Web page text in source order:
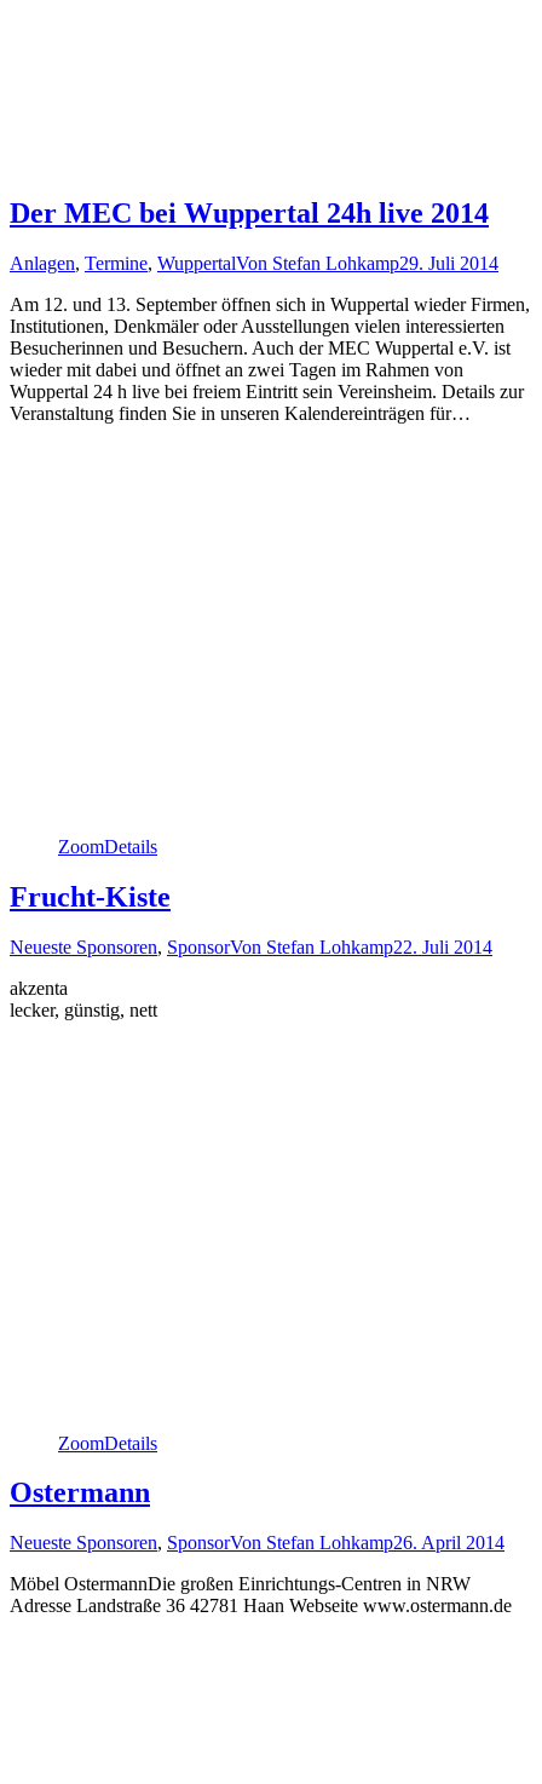
Der MEC bei Wuppertal 24h live 2014
Anlagen, Termine, WuppertalVon Stefan Lohkamp29. Juli 2014
Am 12. und 13. September öffnen sich in Wuppertal wieder Firmen,
Institutionen, Denkmäler oder Ausstellungen vielen interessierten
Besucherinnen und Besuchern. Auch der MEC Wuppertal e.V. ist
wieder mit dabei und öffnet an zwei Tagen im Rahmen von
Wuppertal 24 h live bei freiem Eintritt sein Vereinsheim. Details zur
Veranstaltung finden Sie in unseren Kalendereinträgen für…
ZoomDetails
Frucht-Kiste
Neueste Sponsoren, SponsorVon Stefan Lohkamp22. Juli 2014
akzenta
lecker, günstig, nett
ZoomDetails
Ostermann
Neueste Sponsoren, SponsorVon Stefan Lohkamp26. April 2014
Möbel OstermannDie großen Einrichtungs-Centren in NRW
Adresse Landstraße 36 42781 Haan Webseite www.ostermann.de